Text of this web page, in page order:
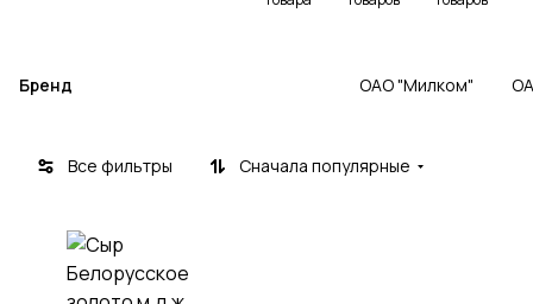
Бренд ОАО "Милком"
Все фильтры Сначала популярные